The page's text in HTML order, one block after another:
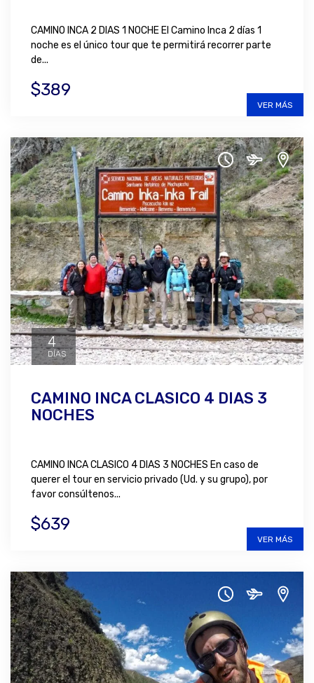
CAMINO INCA 2 DIAS 1 NOCHE El Camino Inca 2 días 1
noche es el único tour que te permitirá recorrer parte
de...
$389
VER MÁS
4
DÍAS
CAMINO INCA CLASICO 4 DIAS 3
NOCHES
CAMINO INCA CLASICO 4 DIAS 3 NOCHES En caso de
querer el tour en servicio privado (Ud. y su grupo), por
favor consúltenos...
$639
VER MÁS